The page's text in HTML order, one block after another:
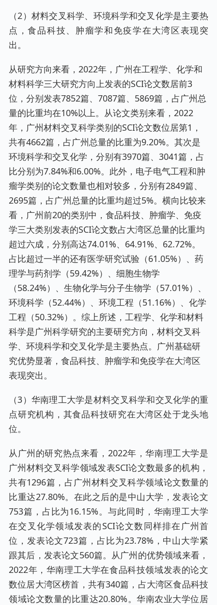
（2）材料交叉科学、环境科学和交叉化学是主要热
点，食品科技、肿瘤学和免疫学在大湾区表现突
出。
从研究方向来看，2022年，广州在工程学、化学和
材料科学三大研究方向上发表的SCI论文数居前3
位，分别发表7852篇、7087篇、5869篇，占广州总
量的比重均在10%以上。从论文类别来看，2022
年，广州材料交叉科学类别的SCI论文数位居第1，
共有4662篇，占广州总量的比重为9.20%。其次是
环境科学和交叉化学，分别有3970篇、3041篇，占
比分别为7.84%和6.00%。此外，电子电气工程和肿
瘤学类别的论文数量也相对较多，分别有2849篇、
2695篇，占广州总量的比重均超过5%。横向比较来
看，广州前20的类别中，食品科技、肿瘤学、免疫
学三大类别发表的SCI论文数占大湾区总量的比重均
超过六成，分别高达74.01%、64.91%、62.72%。
占比超过一半的还有医学研究试验（61.05%）、药
理学与药剂学（59.42%）、细胞生物学
（58.24%）、生物化学与分子生物学（57.01%）、
环境科学（52.44%）、环境工程（51.16%）、化学
工程（50.32%）。综上所述，工程学、化学和材料
科学是广州科学研究的主要研究方向，材料交叉科
学、环境科学和交叉化学是主要热点。广州基础研
究优势显著，食品科技、肿瘤学和免疫学在大湾区
表现突出。
（3）华南理工大学是材料交叉科学和交叉化学的重
点研究机构，其食品科技研究在大湾区处于龙头地
位。
从广州的研究热点来看，2022年，华南理工大学是
广州材料交叉科学领域发表SCI论文数最多的机构，
共有1296篇，占广州材料交叉科学领域论文数量的
比重达27.80%。在此之后的是中山大学，发表论文
753篇，占比为16.15%。与此同时，华南理工大学
在交叉化学领域发表的SCI论文数同样排在广州首
位，发表论文723篇，占比为23.78%，中山大学紧
跟其后，发表论文560篇。从广州的优势领域来看，
2022年，华南理工大学在食品科技领域发表的论文
数位居大湾区榜首，共有340篇，占大湾区食品科技
领域论文数量的比重达20.80%。华南农业大学位居